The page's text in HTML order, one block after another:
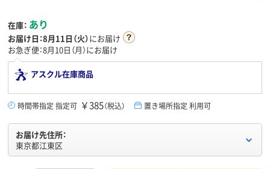
在庫： あり
お届け日：8月11日（火）にお届け
お急ぎ便：8月10日（月）にお届け
アスクル在庫商品
時間帯指定 指定可 ￥385（税込） 置き場所指定 利用可
お届け先住所：
東京都江東区